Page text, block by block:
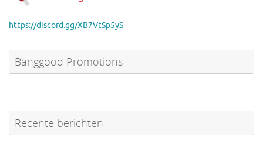
https://discord.gg/XB7VtSp5yS
Banggood Promotions
Recente berichten